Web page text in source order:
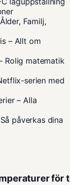
Familj,
– Allt om
Rolig matematik
serien med
– Alla
påverkas dina
för